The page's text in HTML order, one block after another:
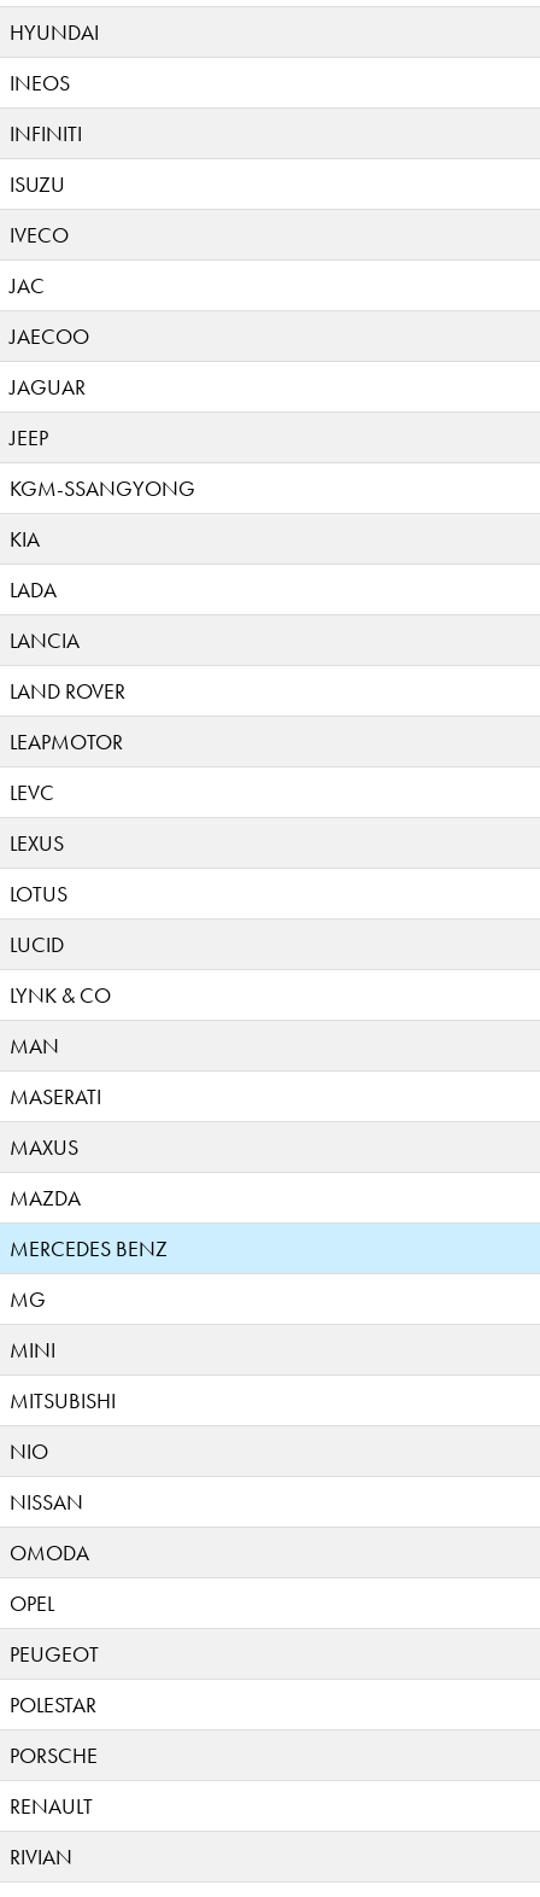
HYUNDAI
INEOS
INFINITI
ISUZU
IVECO
JAC
JAECOO
JAGUAR
JEEP
KGM-SSANGYONG
KIA
LADA
LANCIA
LAND ROVER
LEAPMOTOR
LEVC
LEXUS
LOTUS
LUCID
LYNK & CO
MAN
MASERATI
MAXUS
MAZDA
MERCEDES BENZ
MG
MINI
MITSUBISHI
NIO
NISSAN
OMODA
OPEL
PEUGEOT
POLESTAR
PORSCHE
RENAULT
RIVIAN